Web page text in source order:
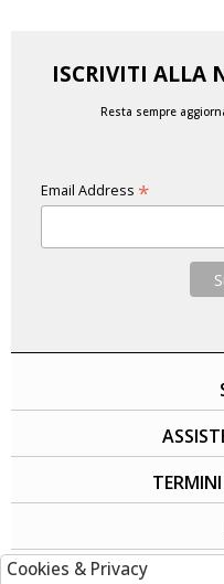
ISCRIVITI ALLA
Resta sempre
Email Address *
Cookies & Privacy